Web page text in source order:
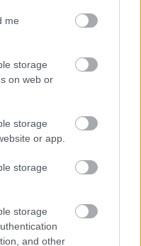
me
storage
on web or
storage
or app.
storage
storage
and other
από σήμερα
φόρου